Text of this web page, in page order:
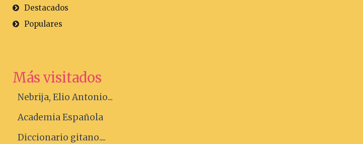
Destacados
Populares
Más visitados
Nebrija, Elio Antonio...
Academia Española
Diccionario gitano....